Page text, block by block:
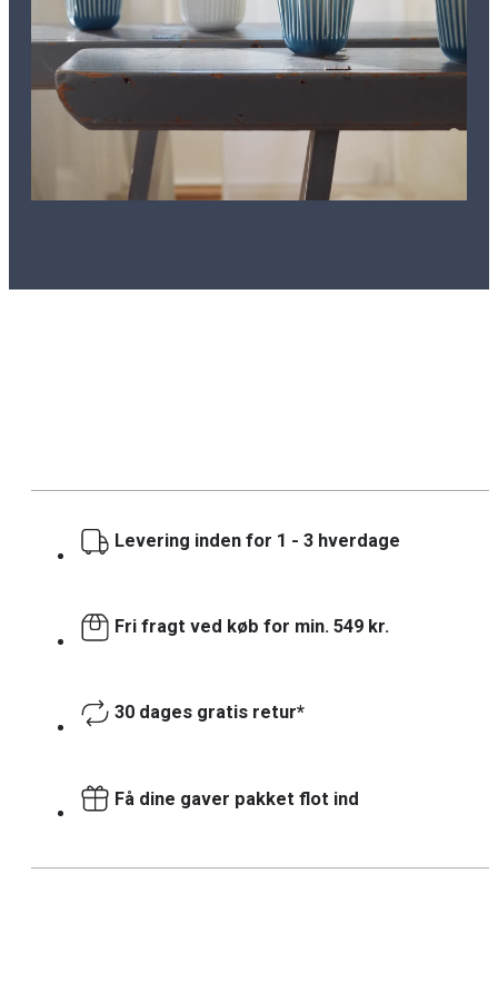
Levering inden for 1 - 3 hverdage
Fri fragt ved køb for min. 549 kr.
30 dages gratis retur*
Få dine gaver pakket flot ind